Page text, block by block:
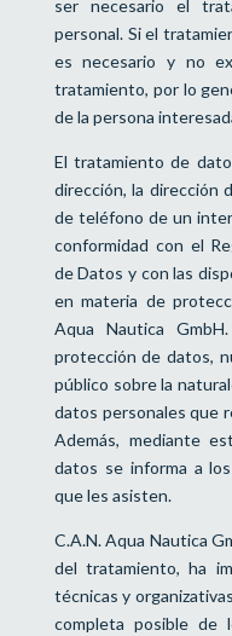
ser necesario el
personal. Si el
es necesario y no
tratamiento, por lo
de la persona
El tratamiento de
dirección, la dirección
de teléfono de un
conformidad con el
de Datos y con las
en materia de
Aqua Nautica
protección de datos,
público sobre la
datos personales que
Además, mediante
datos se informa a
que les asisten.
C.A.N. Aqua Nautica
del tratamiento, ha
técnicas y
completa posible de